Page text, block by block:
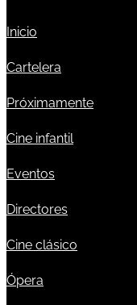
Inicio
Cartelera
Próximamente
Cine infantil
Eventos
Directores
Cine clásico
Ópera